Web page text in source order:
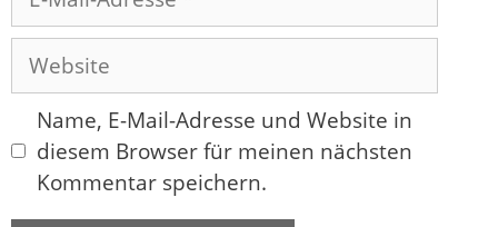
Mail-
Adresse
Website
Name, E-Mail-Adresse und Website in
diesem Browser für meinen nächsten
Kommentar speichern.